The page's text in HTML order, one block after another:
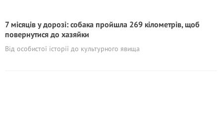
7 місяців у дорозі: собака пройшла 269 кілометрів, щоб
повернутися до хазяйки
Від особистої історії до культурного явища